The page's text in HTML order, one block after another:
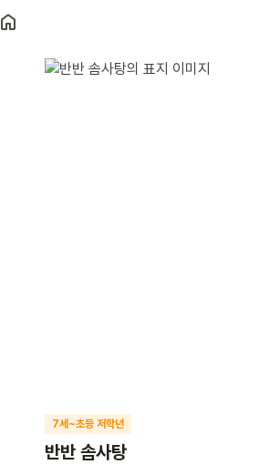
7세~초등 저학년
반반 솜사탕